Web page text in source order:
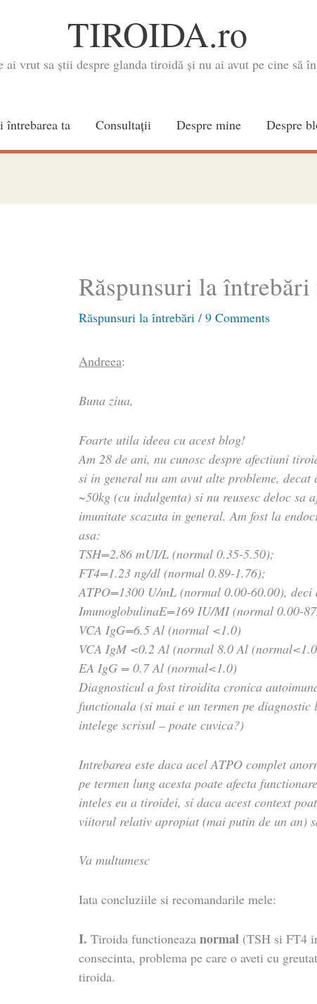
TIROIDA.ro
ai vrut sa știi despre glanda tiroidă și nu ai avut pe cine să
întrebarea ta Consultaţii Despre mine Despre
Răspunsuri la întrebări
Răspunsuri la întrebări /9 Comments
Andreea:
Buna ziua,
Foarte utila ideea cu acest blog!
Am 28 de ani, nu cunosc despre afectiuni
si in general nu am avut alte probleme,
~50kg (cu indulgenta) si nu reusesc deloc sa
imunitate scazuta in general. Am fost la
asa:
TSH=2.86 mUI/L (normal 0.35-5.50);
FT4=1.23 ng/dl (normal 0.89-1.76);
ATPO=1300 U/mL (normal 0.00-60.00), deci
ImunoglobulinaE=169 IU/MI (normal 0.00-
VCA IgG=6.5 Al (normal <1.0)
VCA IgM <0.2 Al (normal 8.0 Al
EA IgG = 0.7 Al (normal<1.0)
Diagnosticul a fost tiroidita cronica
functionala (si mai e un termen pe
intelege scrisul – poate cuvica?)
Intrebarea este daca acel ATPO complet
pe termen lung acesta poate afecta
inteles eu a tiroidei, si daca acest context
viitorul relativ apropiat (mai putin de un an)
Va multumesc
Iata concluziile si recomandarile mele:
I. Tiroida functioneazanormal (TSH si FT4
consecinta, problema pe care o aveti cu
tiroida.